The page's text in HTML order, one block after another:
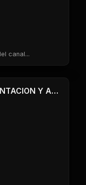
canal...
1 Clases
RETO 2 SOCIALARTE _ PRESENTACION Y ANALISIS DE IMAGENES DE PATREONS & MIEMBROS DEL CANAL